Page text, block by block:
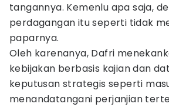
tangannya. Kemenlu apa saja,
perdagangan itu seperti tidak
paparnya.
Oleh karenanya, Dafri
kebijakan berbasis kajian dan
keputusan strategis seperti
menandatangani perjanjian